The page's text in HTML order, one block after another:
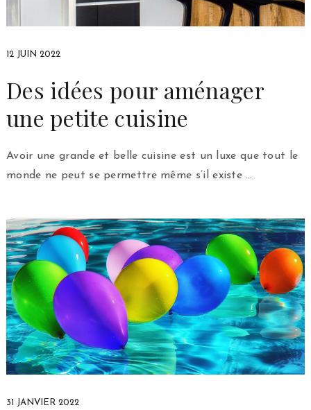
12 JUIN 2022
Des idées pour aménager
une petite cuisine
Avoir une grande et belle cuisine est un luxe que tout le
monde ne peut se permettre même s’il existe …
31 JANVIER 2022